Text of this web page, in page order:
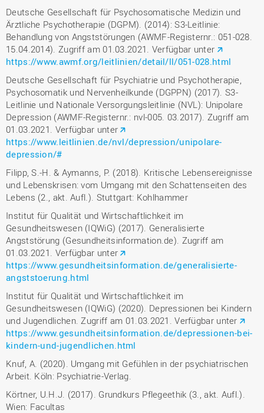
Deutsche Gesellschaft für Psychosomatische Medizin und
Ärztliche Psychotherapie (DGPM). (2014): S3-Leitlinie:
Behandlung von Angststörungen (AWMF-Registernr.: 051-028.
15.04.2014). Zugriff am 01.03.2021. Verfügbar unter
https://www.awmf.org/leitlinien/detail/ll/051-028.html
Deutsche Gesellschaft für Psychiatrie und Psychotherapie,
Psychosomatik und Nervenheilkunde (DGPPN) (2017). S3-
Leitlinie und Nationale Versorgungsleitlinie (NVL): Unipolare
Depression (AWMF-Registernr.: nvl-005. 03.2017). Zugriff am
01.03.2021. Verfügbar unter
https://www.leitlinien.de/nvl/depression/unipolare-
depression/#
Filipp, S.-H. & Aymanns, P. (2018). Kritische Lebensereignisse
und Lebenskrisen: vom Umgang mit den Schattenseiten des
Lebens (2., akt. Aufl.). Stuttgart: Kohlhammer
Institut für Qualität und Wirtschaftlichkeit im
Gesundheitswesen (IQWiG) (2017). Generalisierte
Angststörung (Gesundheitsinformation.de). Zugriff am
01.03.2021. Verfügbar unter
https://www.gesundheitsinformation.de/generalisierte-
angststoerung.html
Institut für Qualität und Wirtschaftlichkeit im
Gesundheitswesen (IQWiG) (2020). Depressionen bei Kindern
und Jugendlichen. Zugriff am 01.03.2021. Verfügbar unter
https://www.gesundheitsinformation.de/depressionen-bei-
kindern-und-jugendlichen.html
Knuf, A. (2020). Umgang mit Gefühlen in der psychiatrischen
Arbeit. Köln: Psychiatrie-Verlag.
Körtner, U.H.J. (2017). Grundkurs Pflegeethik (3., akt. Aufl.).
Wien: Facultas